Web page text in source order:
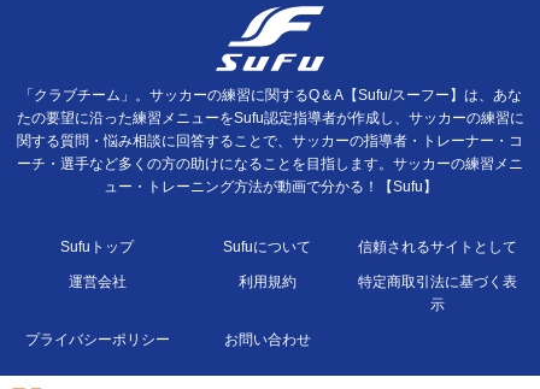
「クラブチーム」。サッカーの練習に関するQ＆A【Sufu/スーフー】は、あな
たの要望に沿った練習メニューをSufu認定指導者が作成し、サッカーの練習に
関する質問・悩み相談に回答することで、サッカーの指導者・トレーナー・コ
ーチ・選手など多くの方の助けになることを目指します。サッカーの練習メニ
ュー・トレーニング方法が動画で分かる！【Sufu】
Sufuトップ Sufuについて 信頼されるサイトとして
運営会社 利用規約
特定商取引法に基づく表
示
プライバシーポリシー お問い合わせ